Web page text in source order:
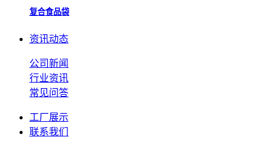
复合食品袋
资讯动态
公司新闻
行业资讯
常见问答
工厂展示
联系我们